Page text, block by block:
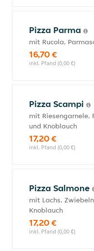
Pizza Parma
mit Rucola,
16,70 €
inkl. Pfand (0,00 €)
Pizza Scampi
mit Riesengarnele,
und Knoblauch
17,20 €
inkl. Pfand (0,00 €)
Pizza Salmone
mit Lachs,
Knoblauch
17,20 €
inkl. Pfand (0,00 €)